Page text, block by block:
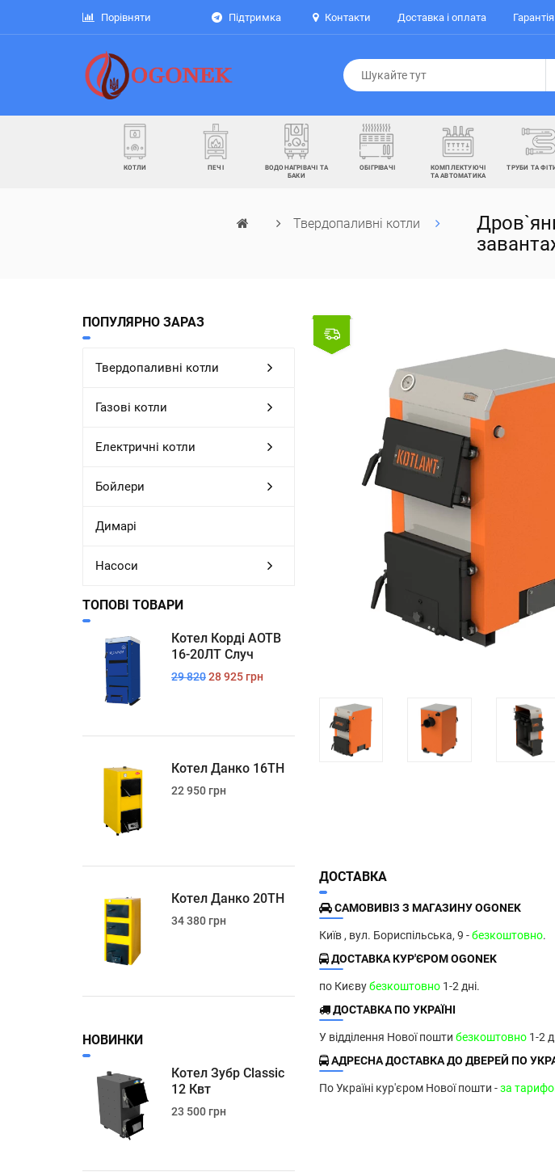
Порівняти Підтримка Контакти Доставка і оплата Гарантія
КОТЛИ ПЕЧІ
ВОДОНАГРІВАЧІ ТА
БАКИ
ОБІГРІВАЧІ
КОМПЛЕКТУЮЧІ
ТА АВТОМАТИКА
ТРУБИ ТА
Твердопаливні котли
ПОПУЛЯРНО ЗАРАЗ
Твердопаливні котли
Газові котли
Електричні котли
Бойлери
Димарі
Насоси
ТОПОВІ ТОВАРИ
Котел Корді АОТВ
16-20ЛТ Случ
29 82028 925 грн
Котел Данко 16ТН
22 950 грн
Котел Данко 20ТН
34 380 грн
НОВИНКИ
Котел Зубр Classic
12 Квт
23 500 грн
ДОСТАВКА
САМОВИВІЗ З МАГАЗИНУ OGONEK
Київ , вул. Бориспільська, 9 -безкоштовно.
ДОСТАВКА КУР'ЄРОМ OGONEK
по Києвубезкоштовно1-2 дні.
ДОСТАВКА ПО УКРАЇНІ
У відділення Нової пошти безкоштовно1-2
АДРЕСНА ДОСТАВКА ДО ДВЕРЕЙ ПО
По Україні кур'єром Нової пошти -за